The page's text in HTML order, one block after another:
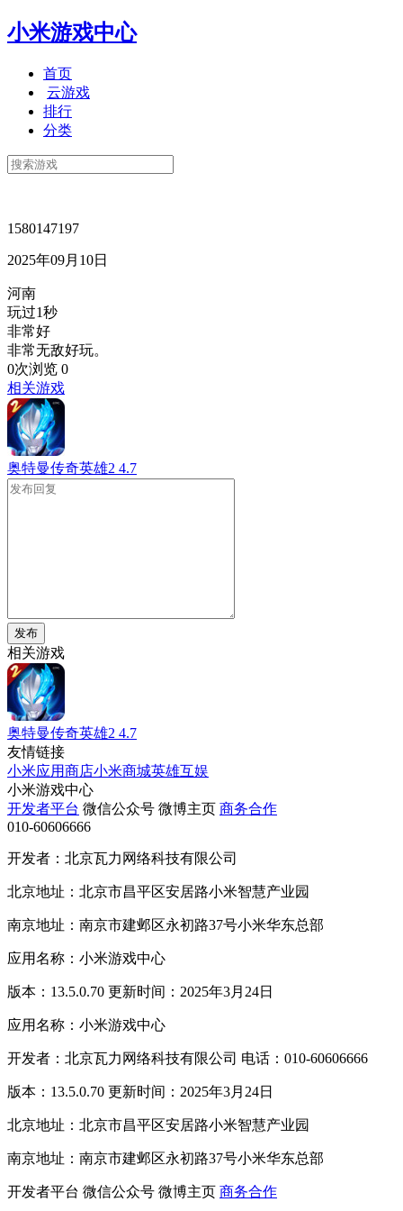
小米游戏中心
首页
云游戏
排行
分类
1580147197
2025年09月10日
河南
玩过1秒
非常好
非常无敌好玩。
0次浏览 0
相关游戏
奥特曼传奇英雄2 4.7
发布
相关游戏
奥特曼传奇英雄2 4.7
友情链接
小米应用商店小米商城英雄互娱
小米游戏中心
开发者平台 微信公众号 微博主页 商务合作
010-60606666
开发者：北京瓦力网络科技有限公司
北京地址：北京市昌平区安居路小米智慧产业园
南京地址：南京市建邺区永初路37号小米华东总部
应用名称：小米游戏中心
版本：13.5.0.70 更新时间：2025年3月24日
应用名称：小米游戏中心
开发者：北京瓦力网络科技有限公司 电话：010-60606666
版本：13.5.0.70 更新时间：2025年3月24日
北京地址：北京市昌平区安居路小米智慧产业园
南京地址：南京市建邺区永初路37号小米华东总部
开发者平台 微信公众号 微博主页 商务合作